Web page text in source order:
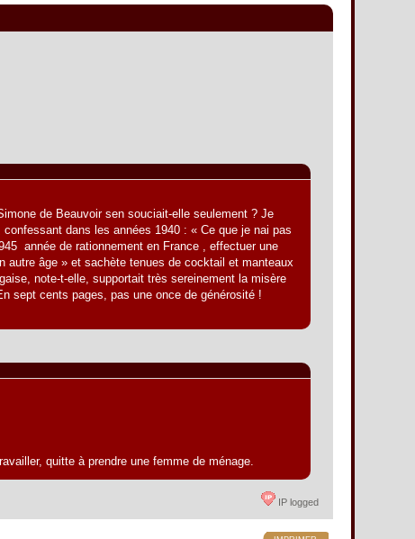
de Beauvoir sen souciait-elle seulement ? Je
dans les années 1940 : « Ce que je nai pas
 année de rationnement en France , effectuer une
âge » et sachète tenues de cocktail et manteaux
note-t-elle, supportait très sereinement la misère
sept cents pages, pas une once de générosité !
quitte à prendre une femme de ménage.
IP logged